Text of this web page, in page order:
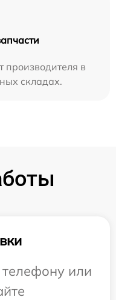
производителя в
складах.
или